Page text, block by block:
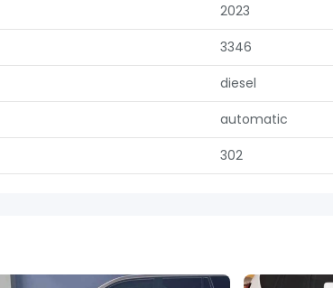
2023
3346
diesel
automatic
302